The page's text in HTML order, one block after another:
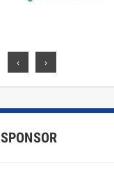
‹ ›
SPONSOR